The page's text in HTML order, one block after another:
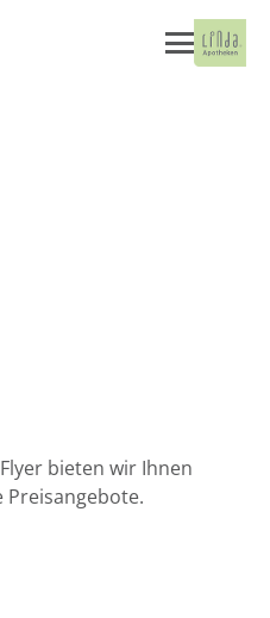
bieten wir Ihnen